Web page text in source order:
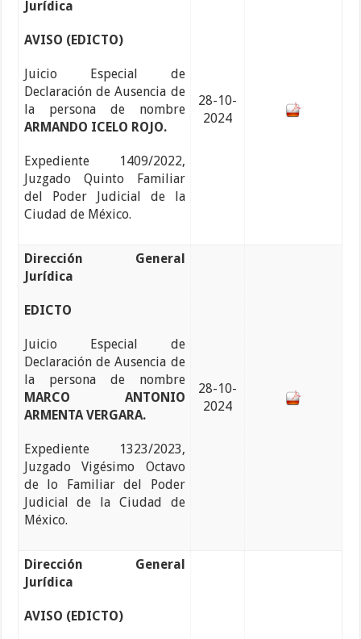
Jurídica
AVISO (EDICTO)
Juicio Especial de
Declaración de Ausencia de
la persona de nombre
ARMANDO ICELO ROJO.
Expediente 1409/2022,
Juzgado Quinto Familiar
del Poder Judicial de la
Ciudad de México.
28-10-
2024
Dirección General
Jurídica
EDICTO
Juicio Especial de
Declaración de Ausencia de
la persona de nombre
MARCO ANTONIO
ARMENTA VERGARA.
Expediente 1323/2023,
Juzgado Vigésimo Octavo
de lo Familiar del Poder
Judicial de la Ciudad de
México.
28-10-
2024
Dirección General
Jurídica
AVISO (EDICTO)